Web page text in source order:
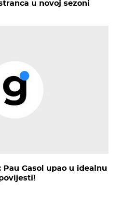
u novoj sezoni
Gasol upao u idealnu